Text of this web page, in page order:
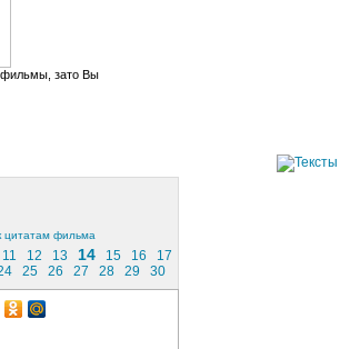
фильмы, зато Вы
цитатам фильма
11 12 13 14 15 16
17
25 26 27 28 29 30